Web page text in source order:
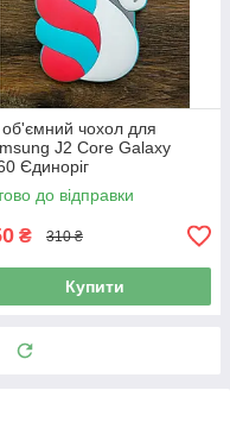
чохол для
J2 Core Galaxy
Єдиноріг
до відправки
₴ 310 ₴
Купити